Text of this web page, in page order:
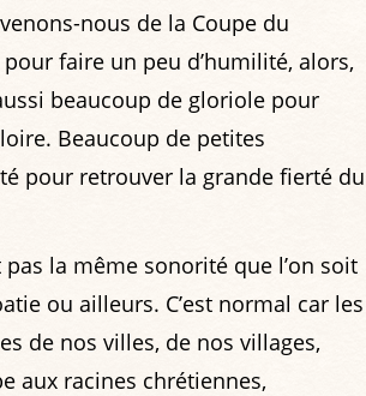
nous de la Coupe du
faire un peu d’humilité, alors,
beaucoup de gloriole pour
Beaucoup de petites
pour retrouver la grande fierté du
pas la même sonorité que l’on soit
ou ailleurs. C’est normal car les
de nos villes, de nos villages,
aux racines chrétiennes,